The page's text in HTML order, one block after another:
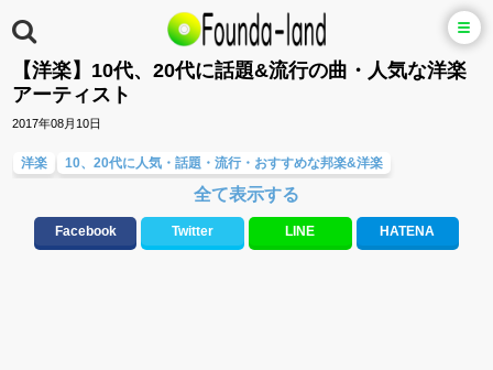
【洋楽】10代、20代に話題&流行の曲・人気な洋楽
アーティスト
2017年08月10日
洋楽 10、20代に人気・話題・流行・おすすめな邦楽&洋楽
全て表示する
Facebook Twitter LINE HATENA